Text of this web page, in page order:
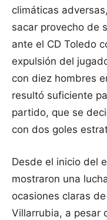
climáticas
sacar provecho de
ante el CD Toledo
expulsión del
con diez hombres
resultó suficiente
partido, que se
con dos goles
Desde el inicio del
mostraron una
ocasiones claras
Villarrubia, a pesar